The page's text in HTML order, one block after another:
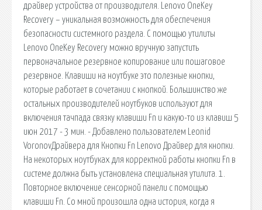
драйвер устройства от производителя. Lenovo OneKey
Recovery – уникальная возможность для обеспечения
безопасности системного раздела. С помощью утилиты
Lenovo OneKey Recovery можно вручную запустить
первоначальное резервное копирование или пошаговое
резервное. Клавиши на ноутбуке это полезные кнопки,
которые работает в сочетании с кнопкой. Большинство же
остальных производителей ноутбуков используют для
включения тачпада связку клавиши Fn и какую-то из клавиш 5
июн 2017 - 3 мин. - Добавлено пользователем Leonid
VoronovДрайвера для Кнопки Fn Lenovo Драйвер для кнопки.
На некоторых ноутбуках для корректной работы кнопки Fn в
системе должна быть установлена специальная утилита. 1.
Повторное включение сенсорной панели с помощью
клавиши Fn. Со мной произошла одна история, когда я